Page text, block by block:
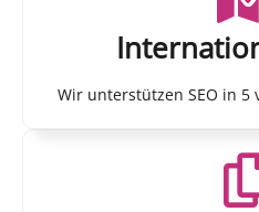
Wir unterstützen SEO in 5